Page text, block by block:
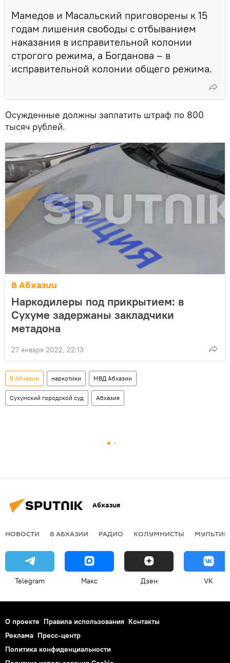
Мамедов и Масальский приговорены к 15
годам лишения свободы с отбыванием
наказания в исправительной колонии
строгого режима, а Богданова – в
исправительной колонии общего режима.
Осужденные должны заплатить штраф по 800
тысяч рублей.
В Абхазии
Наркодилеры под прикрытием: в
Сухуме задержаны закладчики
метадона
27 января 2022, 22:13
В Абхазии наркотики МВД Абхазии
Сухумский городской суд Абхазия
Абхазия
НОВОСТИ В АБХАЗИИ РАДИО КОЛУМНИСТЫ
Telegram Макс Дзен VK
О проекте Правила использования Контакты
Реклама Пресс-центр
Политика конфиденциальности